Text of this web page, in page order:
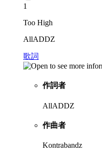
1
Too High
AllADDZ
歌詞
作詞者
AllADDZ
作曲者
Kontrabandz